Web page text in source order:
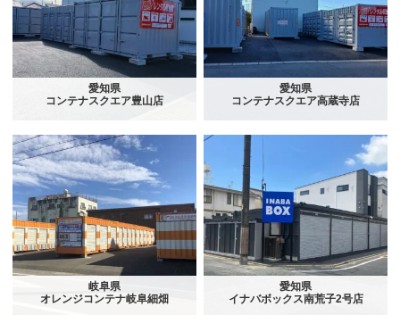
愛知県
コンテナスクエア豊山店
愛知県
コンテナスクエア高蔵寺店
岐阜県
オレンジコンテナ岐阜細畑
愛知県
イナバボックス南荒子2号店